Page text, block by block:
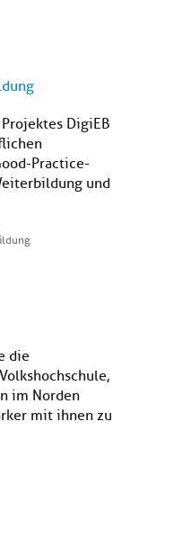
DigiEB
Practice-
und
die
im Norden
mit ihnen zu